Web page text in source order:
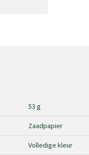
53 g
Zaadpapier
Volledige kleur